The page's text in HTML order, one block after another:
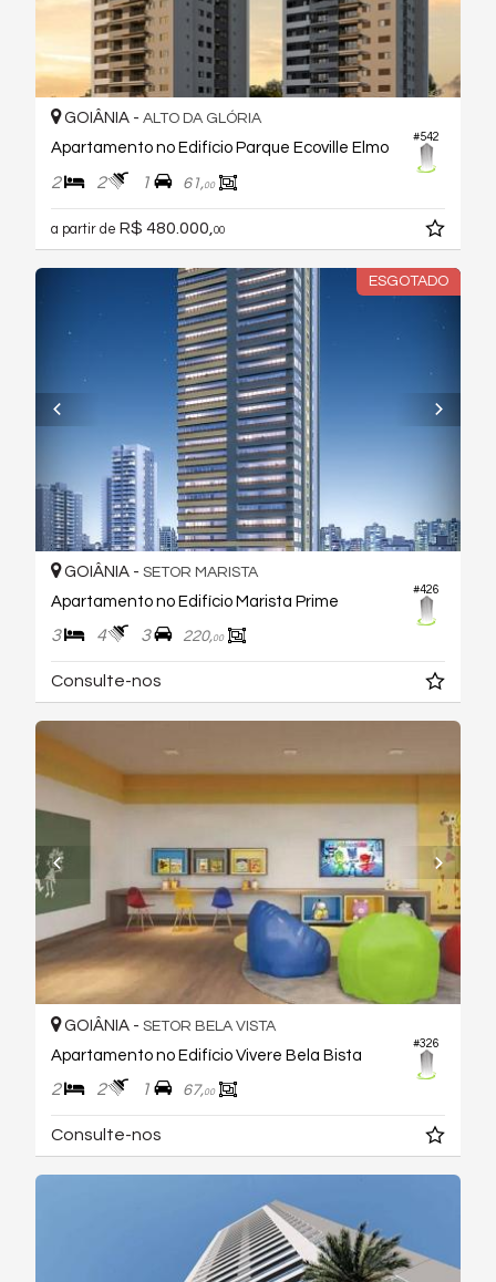
#542
GOIÂNIA - ALTO DA GLÓRIA
Apartamento no Edifício Parque Ecoville Elmo
2 2 1 61,00
a partir de R$ 480.000, 00
ESGOTADO
#426
GOIÂNIA - SETOR MARISTA
Apartamento no Edifício Marista Prime
3 4 3 220,00
Consulte-nos
#326
GOIÂNIA - SETOR BELA VISTA
Apartamento no Edifício Vivere Bela Bista
2 2 1 67,00
Consulte-nos